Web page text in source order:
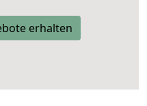
erhalten